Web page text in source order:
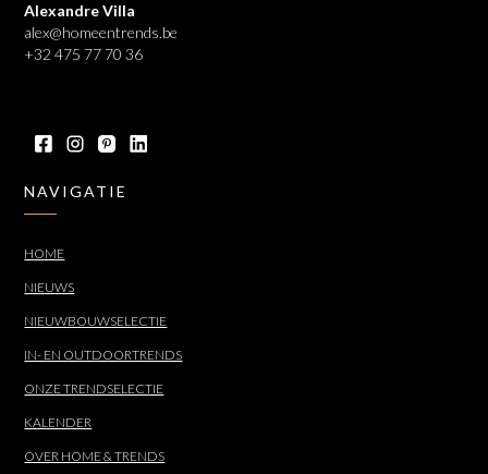
Alexandre Villa
alex@homeentrends.be
+32 475 77 70 36
NAVIGATIE
HOME
NIEUWS
NIEUWBOUWSELECTIE
IN- EN OUTDOORTRENDS
ONZE TRENDSELECTIE
KALENDER
OVER HOME & TRENDS